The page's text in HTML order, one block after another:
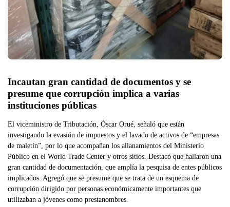
Incautan gran cantidad de documentos y se
presume que corrupción implica a varias
instituciones públicas
El viceministro de Tributación, Óscar Orué, señaló que están
investigando la evasión de impuestos y el lavado de activos de “empresas
de maletín”, por lo que acompañan los allanamientos del Ministerio
Público en el World Trade Center y otros sitios. Destacó que hallaron una
gran cantidad de documentación, que amplía la pesquisa de entes públicos
implicados. Agregó que se presume que se trata de un esquema de
corrupción dirigido por personas económicamente importantes que
utilizaban a jóvenes como prestanombres.